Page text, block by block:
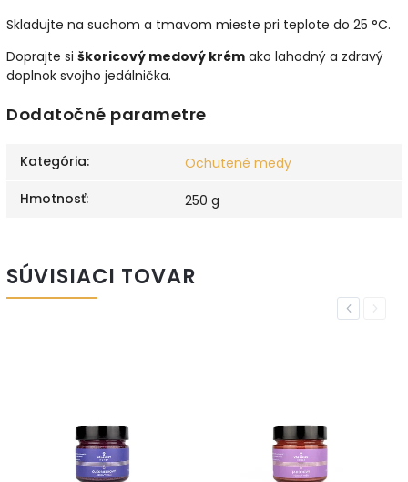
Skladujte na suchom a tmavom mieste pri teplote do 25 °C.
Doprajte si škoricový medový krém ako lahodný a zdravý
doplnok svojho jedálnička.
Dodatočné parametre
Kategória:
Ochutené medy
Hmotnosť: 250 g
SÚVISIACI TOVAR
PreviousNext